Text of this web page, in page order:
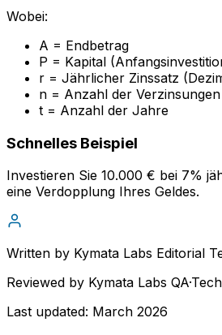
Language
English Español 简体中文 Deutsch
Wobei:
A = Endbetrag
P = Kapital
r = Jährlicher Zinssatz
n = Anzahl der
t = Anzahl der Jahre
Schnelles Beispiel
Investieren Sie 10.000 € bei 7%
eine Verdopplung Ihres Geldes.
Written by Kymata Labs Editorial
Reviewed by Kymata Labs QA·
Last updated: March 2026